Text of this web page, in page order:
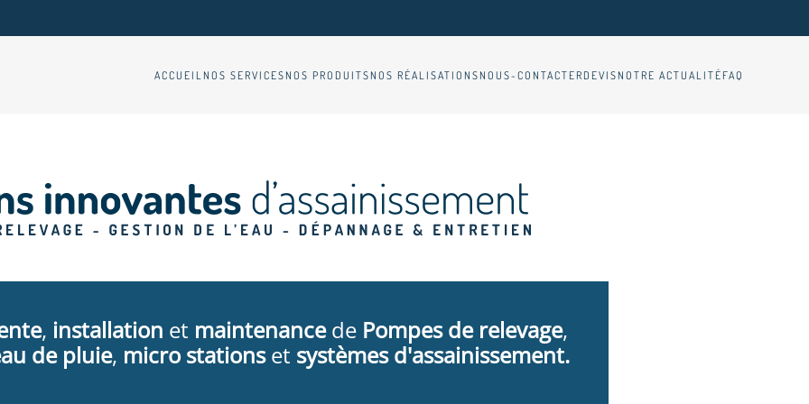
ACCUEIL NOS SERVICES NOS PRODUITS NOS RÉALISATIONS NOUS-CONTACTER DEVIS NOTRE ACTUALITÉ FAQ
, installation et maintenancede Pompes de relevage,
de pluie, micro stationset systèmes d'assainissement.